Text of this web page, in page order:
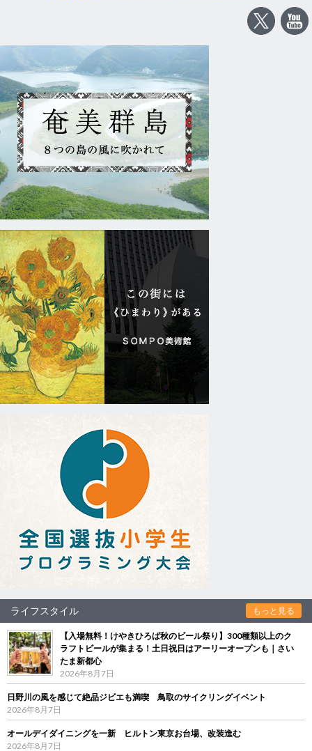
ライフスタイル もっと見る
【入場無料！けやきひろば秋のビール祭り】300種類以上のク
ラフトビールが集まる！土日祝日はアーリーオープンも｜さい
たま新都心
2026年8月7日
日野川の風を感じて絶品ジビエも満喫 鳥取のサイクリングイベント
2026年8月7日
オールデイダイニングを一新 ヒルトン東京お台場、改装進む
2026年8月7日